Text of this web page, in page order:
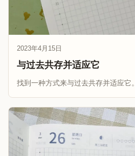
2023年4月15日
与过去共存并适应它
找到一种方式来与过去共存并适应它。